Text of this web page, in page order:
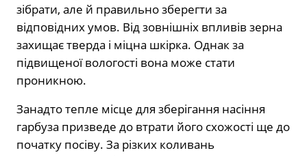
зібрати, але й правильно зберегти за
відповідних умов. Від зовнішніх впливів зерна
захищає тверда і міцна шкірка. Однак за
підвищеної вологості вона може стати
проникною.
Занадто тепле місце для зберігання насіння
гарбуза призведе до втрати його схожості ще до
початку посіву. За різких коливань